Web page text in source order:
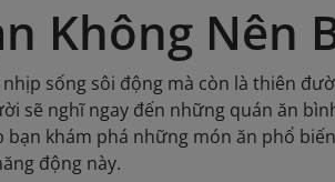
Không Nên
sống sôi động mà còn là thiên
sẽ nghĩ ngay đến những quán ăn
bạn khám phá những món ăn phổ
động này.